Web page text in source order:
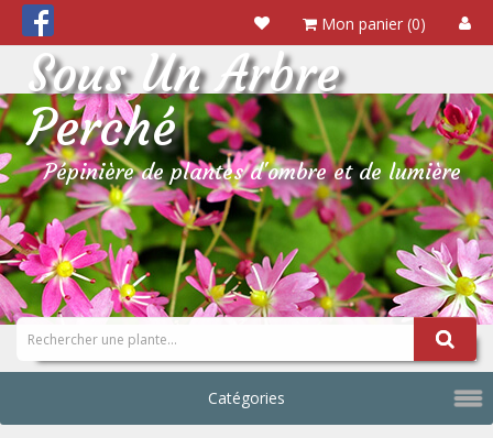
Mon panier (0)
Sous Un Arbre
Perché
Pépinière de plantes d'ombre et de lumière
Catégories